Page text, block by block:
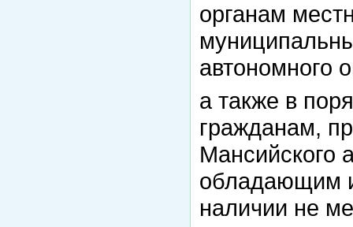
органам
автономного
а также в
гражданам,
Мансийского
обладающим
наличии не